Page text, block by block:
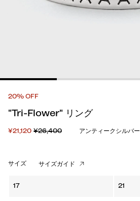
20% OFF
"Tri-Flower" リング
¥21,120 ¥26,400 アンティークシルバー
サイズ サイズガイド
17 21